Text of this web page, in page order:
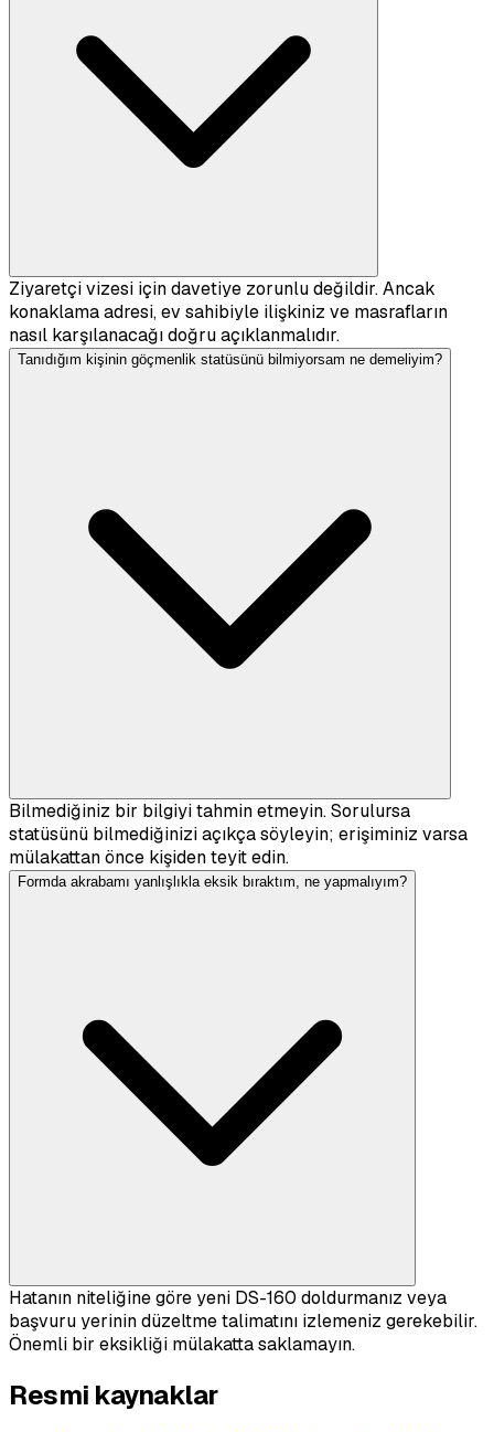
Ziyaretçi vizesi için davetiye zorunlu değildir. Ancak
konaklama adresi, ev sahibiyle ilişkiniz ve masrafların
nasıl karşılanacağı doğru açıklanmalıdır.
Tanıdığım kişinin göçmenlik statüsünü bilmiyorsam ne demeliyim?
Bilmediğiniz bir bilgiyi tahmin etmeyin. Sorulursa
statüsünü bilmediğinizi açıkça söyleyin; erişiminiz varsa
mülakattan önce kişiden teyit edin.
Formda akrabamı yanlışlıkla eksik bıraktım, ne yapmalıyım?
Hatanın niteliğine göre yeni DS-160 doldurmanız veya
başvuru yerinin düzeltme talimatını izlemeniz gerekebilir.
Önemli bir eksikliği mülakatta saklamayın.
Resmi kaynaklar